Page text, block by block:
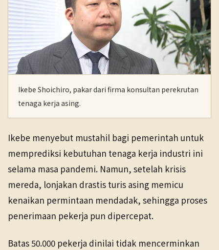
Ikebe Shoichiro, pakar dari firma konsultan perekrutan
tenaga kerja asing.
Ikebe menyebut mustahil bagi pemerintah untuk
memprediksi kebutuhan tenaga kerja industri ini
selama masa pandemi. Namun, setelah krisis
mereda, lonjakan drastis turis asing memicu
kenaikan permintaan mendadak, sehingga proses
penerimaan pekerja pun dipercepat.
Batas 50.000 pekerja dinilai tidak mencerminkan